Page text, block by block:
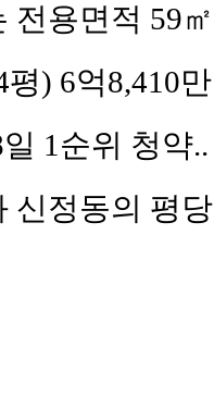
전용면적 59
) 6억8,410
일 1순위 청
신정동의 평